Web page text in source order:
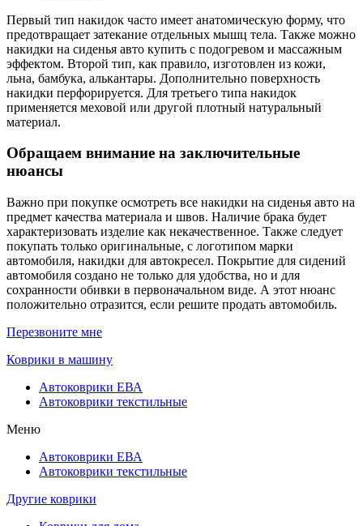
Первый тип накидок часто имеет анатомическую форму, что
предотвращает затекание отдельных мышц тела. Также можно
накидки на сиденья авто купить с подогревом и массажным
эффектом. Второй тип, как правило, изготовлен из кожи,
льна, бамбука, алькантары. Дополнительно поверхность
накидки перфорируется. Для третьего типа накидок
применяется меховой или другой плотный натуральный
материал.
Обращаем внимание на заключительные
нюансы
Важно при покупке осмотреть все накидки на сиденья авто на
предмет качества материала и швов. Наличие брака будет
характеризовать изделие как некачественное. Также следует
покупать только оригинальные, с логотипом марки
автомобиля, накидки для автокресел. Покрытие для сидений
автомобиля создано не только для удобства, но и для
сохранности обивки в первоначальном виде. А этот нюанс
положительно отразится, если решите продать автомобиль.
Перезвоните мне
Коврики в машину
Автоковрики ЕВА
Автоковрики текстильные
Меню
Автоковрики ЕВА
Автоковрики текстильные
Другие коврики